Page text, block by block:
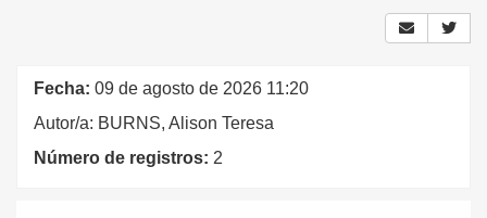
Fecha: 09 de agosto de 2026 11:20
Autor/a: BURNS, Alison Teresa
Número de registros: 2